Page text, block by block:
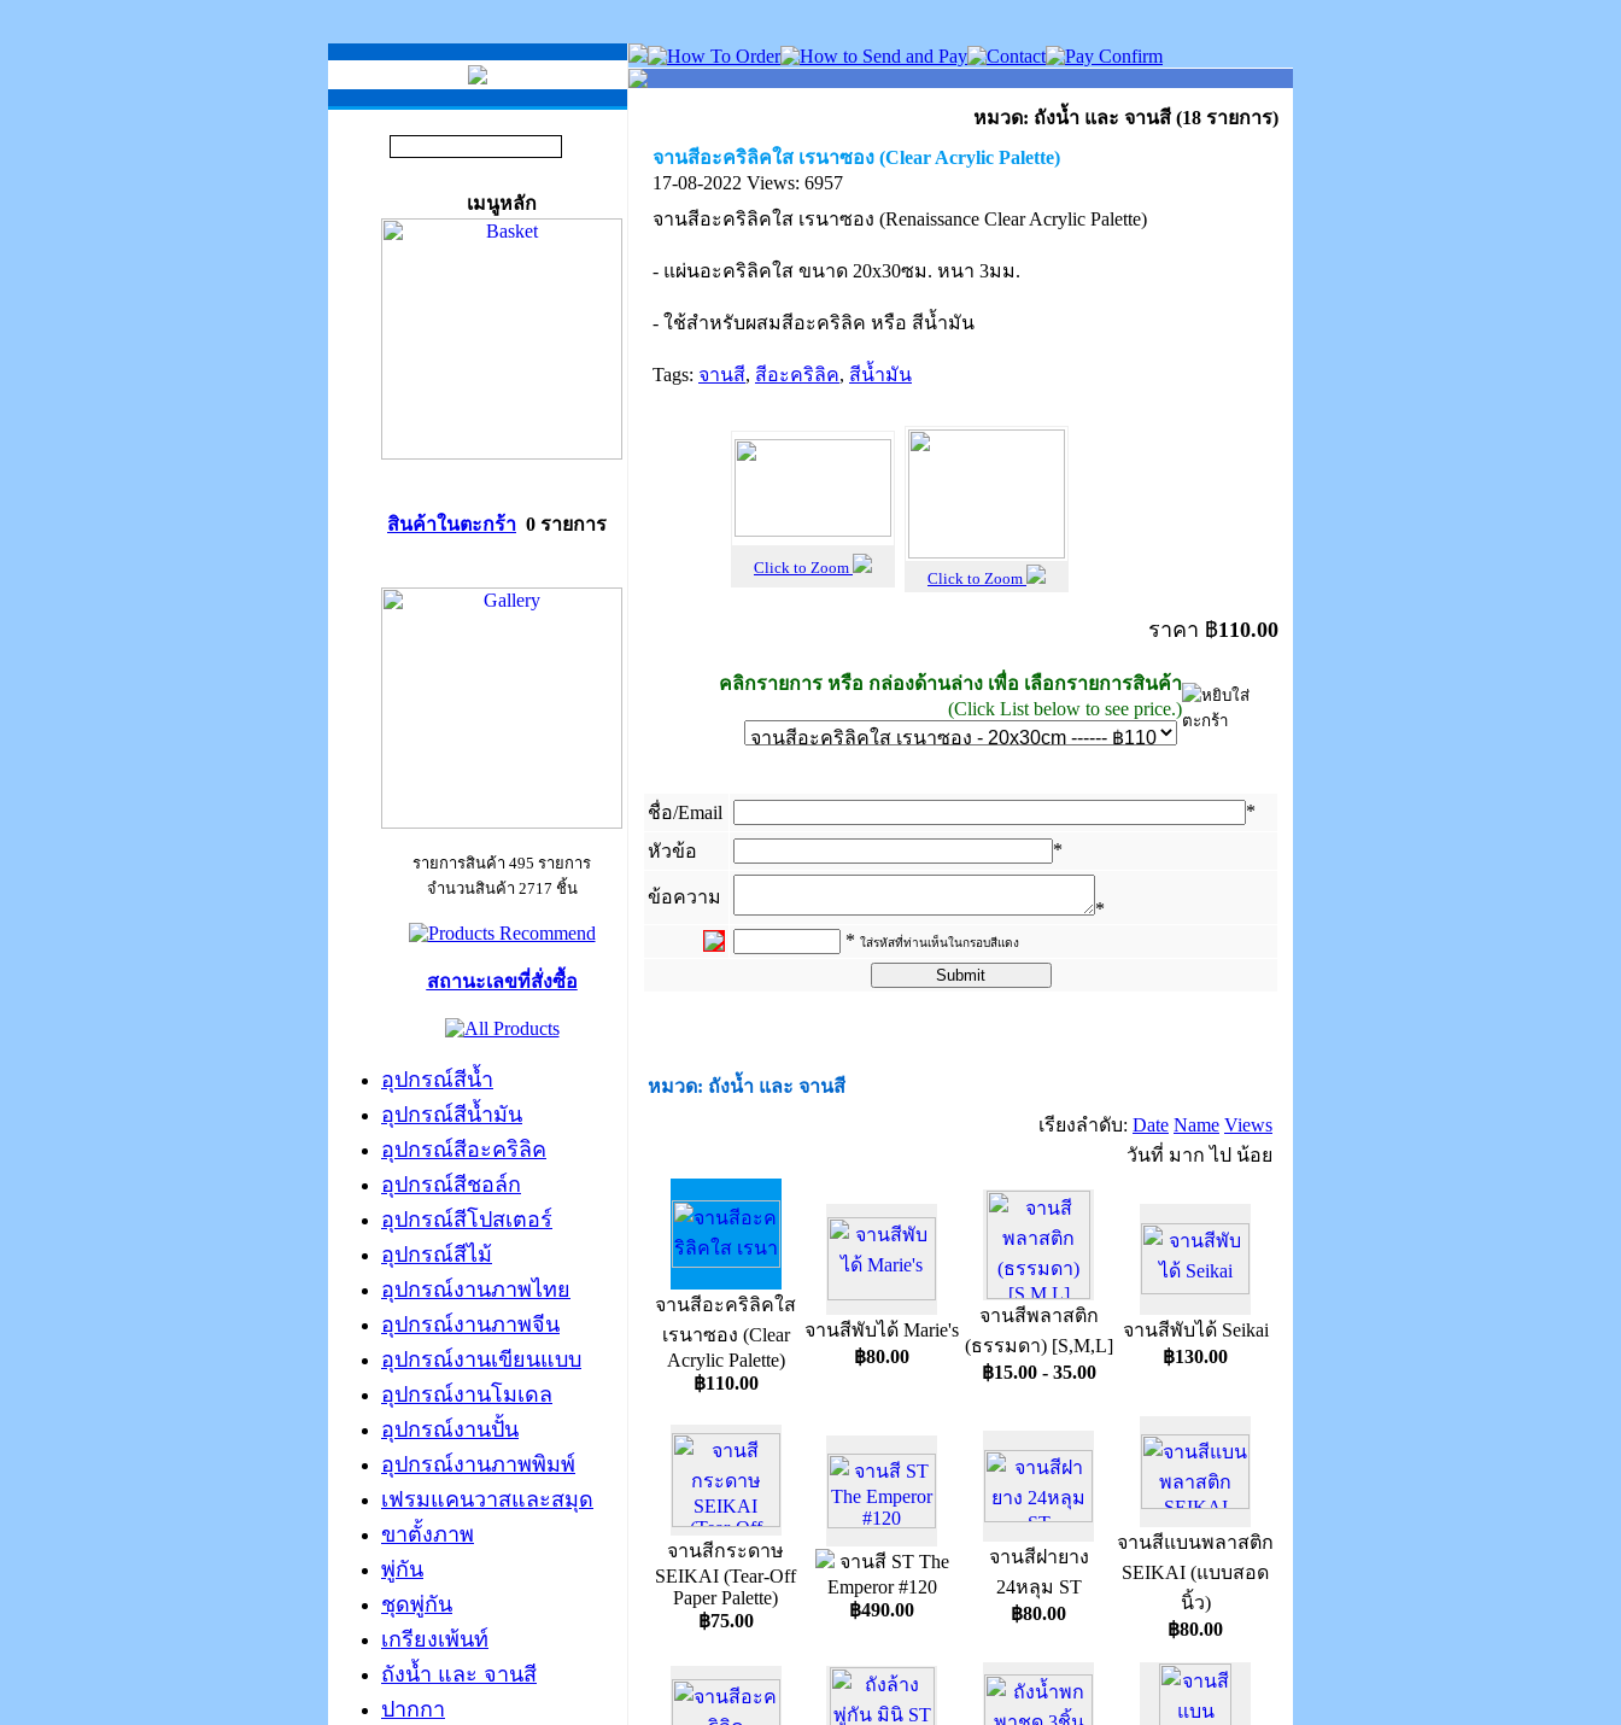
เมนูหลัก
สินค้าในตะกร้า 0 รายการ
รายการสินค้า 495 รายการ
จำนวนสินค้า 2717 ชิ้น
สถานะเลขที่สั่งซื้อ
อุปกรณ์สีน้ำ
อุปกรณ์สีน้ำมัน
อุปกรณ์สีอะคริลิค
อุปกรณ์สีชอล์ก
อุปกรณ์สีโปสเตอร์
อุปกรณ์สีไม้
อุปกรณ์งานภาพไทย
อุปกรณ์งานภาพจีน
อุปกรณ์งานเขียนแบบ
อุปกรณ์งานโมเดล
อุปกรณ์งานปั้น
อุปกรณ์งานภาพพิมพ์
เฟรมแคนวาสและสมุด
ขาตั้งภาพ
พู่กัน
ชุดพู่กัน
เกรียงเพ้นท์
ถังน้ำ และ จานสี
ปากกา
หมวด: ถังน้ำ และ จานสี (18 รายการ)
จานสีอะคริลิคใส เรนาซอง (Clear Acrylic Palette)
17-08-2022 Views: 6957
จานสีอะคริลิคใส เรนาซอง (Renaissance Clear Acrylic Palette)
- แผ่นอะคริลิคใส ขนาด 20x30ซม. หนา 3มม.
- ใช้สำหรับผสมสีอะคริลิค หรือ สีน้ำมัน
Tags: จานสี, สีอะคริลิค, สีน้ำมัน
Click to Zoom
Click to Zoom
ราคา ฿110.00
คลิกรายการ หรือ กล่องด้านล่าง เพื่อ เลือกรายการสินค้า
(Click List below to see price.)
ชื่อ/Email
*
หัวข้อ
*
ข้อความ
*
* ใส่รหัสที่ท่านเห็นในกรอบสีแดง
หมวด: ถังน้ำ และ จานสี
เรียงลำดับ: Date Name Views
วันที่ มาก ไป น้อย
จานสีอะคริลิคใส
เรนาซอง (Clear
Acrylic Palette)
฿110.00
จานสีพับได้ Marie's
฿80.00
จานสีพลาสติก
(ธรรมดา) [S,M,L]
฿15.00 - 35.00
จานสีพับได้ Seikai
฿130.00
จานสีกระดาษ
SEIKAI (Tear-Off
Paper Palette)
฿75.00
จานสี ST The
Emperor #120
฿490.00
จานสีฝายาง
24หลุม ST
฿80.00
จานสีแบนพลาสติก
SEIKAI (แบบสอด
นิ้ว)
฿80.00